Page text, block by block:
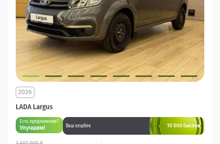
LADA Largus
2026
Есть предложение?
Улучшим! Ваш кешбек 10 000 баллов